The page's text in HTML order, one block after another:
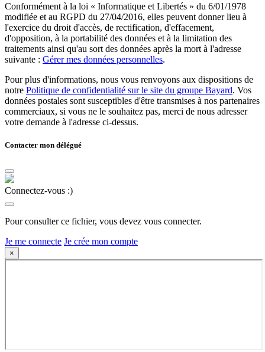
Conformément à la loi « Informatique et Libertés » du 6/01/1978
modifiée et au RGPD du 27/04/2016, elles peuvent donner lieu à
l'exercice du droit d'accès, de rectification, d'effacement,
d'opposition, à la portabilité des données et à la limitation des
traitements ainsi qu'au sort des données après la mort à l'adresse
suivante : Gérer mes données personnelles.
Pour plus d'informations, nous vous renvoyons aux dispositions de
notre Politique de confidentialité sur le site du groupe Bayard. Vos
données postales sont susceptibles d'être transmises à nos partenaires
commerciaux, si vous ne le souhaitez pas, merci de nous adresser
votre demande à l'adresse ci-dessus.
Contacter mon délégué
Connectez-vous :)
Pour consulter ce fichier, vous devez vous connecter.
Je me connecte Je crée mon compte
×